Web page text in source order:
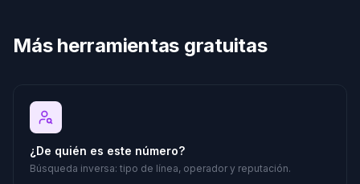
Más herramientas gratuitas
¿De quién es este número?
Búsqueda inversa: tipo de línea, operador y reputación.